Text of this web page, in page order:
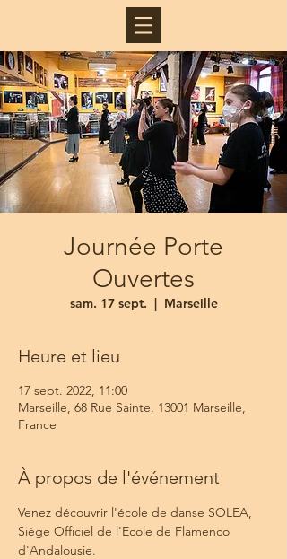
Journée Porte
Ouvertes
sam. 17 sept.
  |
Marseille
Heure et lieu
17 sept. 2022, 11:00
Marseille, 68 Rue Sainte, 13001 Marseille,
France
À propos de l'événement
Venez découvrir l'école de danse SOLEA,
Siège Officiel de l'Ecole de Flamenco
d'Andalousie.